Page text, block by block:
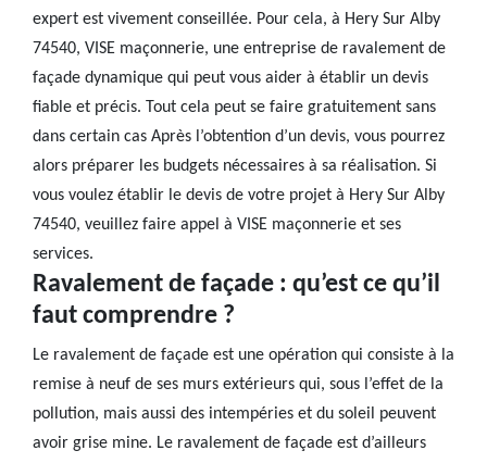
expert est vivement conseillée. Pour cela, à Hery Sur Alby
74540, VISE maçonnerie, une entreprise de ravalement de
façade dynamique qui peut vous aider à établir un devis
fiable et précis. Tout cela peut se faire gratuitement sans
dans certain cas Après l’obtention d’un devis, vous pourrez
alors préparer les budgets nécessaires à sa réalisation. Si
vous voulez établir le devis de votre projet à Hery Sur Alby
74540, veuillez faire appel à VISE maçonnerie et ses
services.
Ravalement de façade : qu’est ce qu’il
faut comprendre ?
Le ravalement de façade est une opération qui consiste à la
remise à neuf de ses murs extérieurs qui, sous l’effet de la
pollution, mais aussi des intempéries et du soleil peuvent
avoir grise mine. Le ravalement de façade est d’ailleurs